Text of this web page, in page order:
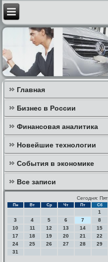
Главная
Бизнес в России
Финансовая аналитика
Новейшие технологии
События в экономике
Все записи
Сегодня:
Пн Вт Ср Чт Пт Сб
1
3
4 5 6 7 8
10
11 12 13 14 15
17
18 19 20 21 22
24
25 26 27 28 29
31